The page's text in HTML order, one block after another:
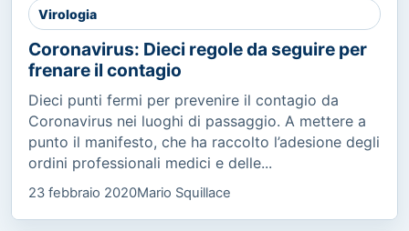
Virologia
Coronavirus: Dieci regole da seguire per
frenare il contagio
Dieci punti fermi per prevenire il contagio da
Coronavirus nei luoghi di passaggio. A mettere a
punto il manifesto, che ha raccolto l’adesione degli
ordini professionali medici e delle...
23 febbraio 2020Mario Squillace